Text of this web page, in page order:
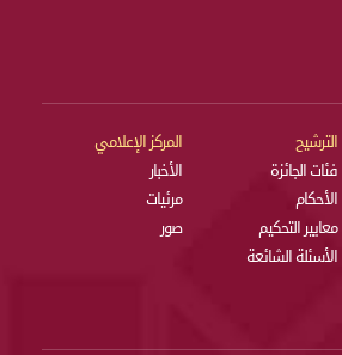
الترشيح
فئات الجائزة
الأحكام
معايير التحكيم
الأسئلة الشائعة
المركز الإعلامي
الأخبار
مرئيات
صور